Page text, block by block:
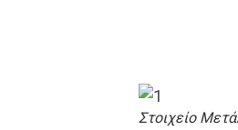
Στοιχείο